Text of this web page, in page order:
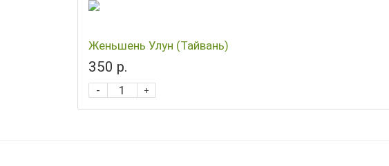
Женьшень Улун (Тайвань)
350 р.
+
-